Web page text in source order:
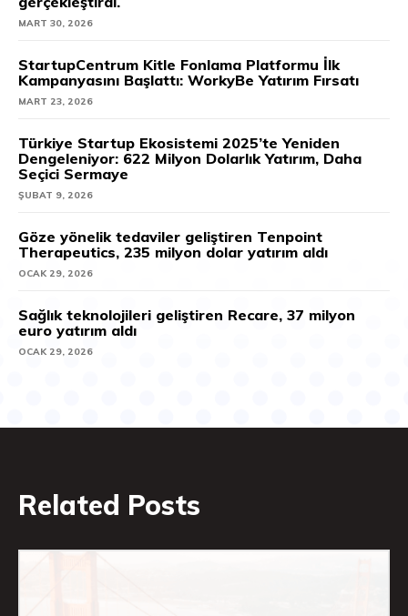
MART 30, 2026
StartupCentrum Kitle Fonlama Platformu İlk
Kampanyasını Başlattı: WorkyBe Yatırım Fırsatı
MART 23, 2026
Türkiye Startup Ekosistemi 2025’te Yeniden
Dengeleniyor: 622 Milyon Dolarlık Yatırım, Daha
Seçici Sermaye
ŞUBAT 9, 2026
Göze yönelik tedaviler geliştiren Tenpoint
Therapeutics, 235 milyon dolar yatırım aldı
OCAK 29, 2026
Sağlık teknolojileri geliştiren Recare, 37 milyon
euro yatırım aldı
OCAK 29, 2026
Related Posts